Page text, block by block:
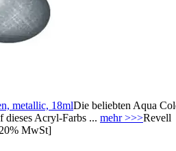
metallic, 18mlDie beliebten Aqua
dieses Acryl-Farbs ... mehr >>>Revell
MwSt]